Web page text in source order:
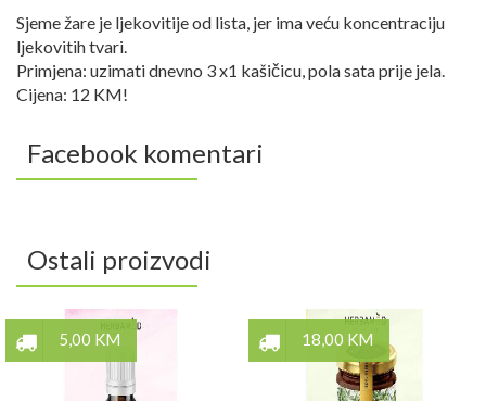
Sjeme žare je ljekovitije od lista, jer ima veću koncentraciju
ljekovitih tvari.
Primjena: uzimati dnevno 3 x1 kašičicu, pola sata prije jela.
Cijena: 12 KM!
Facebook komentari
Ostali proizvodi
5,00 KM 18,00 KM